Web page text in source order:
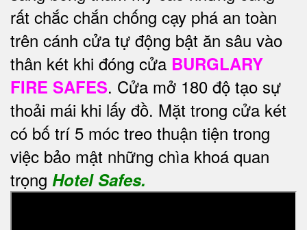
rất chắc chắn chống cạy phá an toàn
trên cánh cửa tự động bật ăn sâu vào
thân két khi đóng cửa BURGLARY
FIRE SAFES. Cửa mở 180 độ tạo sự
thoải mái khi lấy đồ. Mặt trong cửa két
có bố trí 5 móc treo thuận tiện trong
việc bảo mật những chìa khoá quan
trọng Hotel Safes.